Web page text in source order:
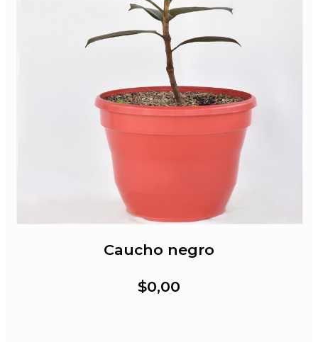
Caucho negro
$0,00